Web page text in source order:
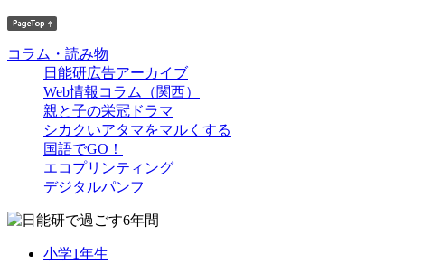
コラム・読み物
日能研広告アーカイブ
Web情報コラム（関西）
親と子の栄冠ドラマ
シカクいアタマをマルくする
国語でGO！
エコプリンティング
デジタルパンフ
小学1年生